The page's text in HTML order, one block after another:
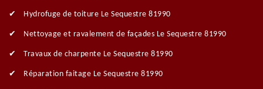
Hydrofuge de toiture Le Sequestre 81990
Nettoyage et ravalement de façades Le Sequestre 81990
Travaux de charpente Le Sequestre 81990
Réparation faitage Le Sequestre 81990